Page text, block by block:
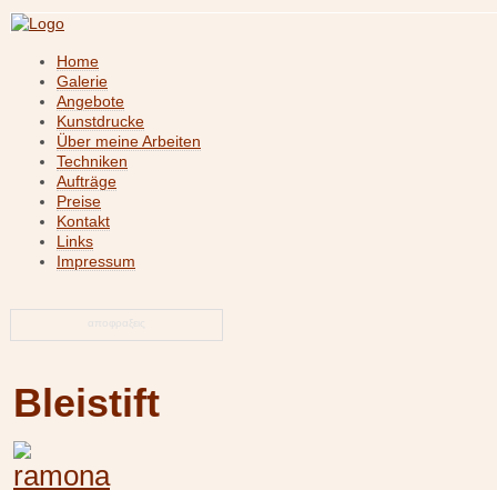
Home
Galerie
Angebote
Kunstdrucke
Über meine Arbeiten
Techniken
Aufträge
Preise
Kontakt
Links
Impressum
αποφραξεις
Bleistift